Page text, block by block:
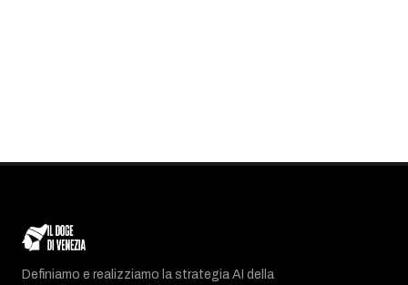
Definiamo e realizziamo la strategia AI della